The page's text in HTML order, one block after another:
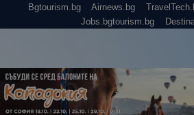
Bgtourism.bg Airnews.bg
Jobs.bgtourism.bg